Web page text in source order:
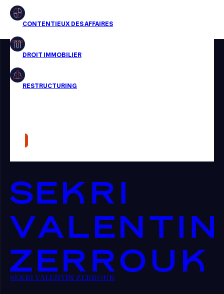
Droit immobilier
Restructuring
Presse
Aucun résultats pour cette recherche
SEKRI VALENTIN ZERROUK